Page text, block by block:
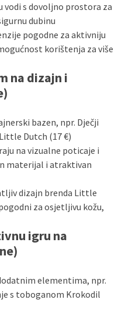
vodi s dovoljno prostora za
dubinu
pogodne za aktivniju
korištenja za više
na dizajn i
bazen, npr. Dječji
Dutch (17 €)
na vizualne poticaje i
materijal i atraktivan
dizajn brenda Little
za osjetljivu kožu,
igru na
elementima, npr.
s toboganom Krokodil